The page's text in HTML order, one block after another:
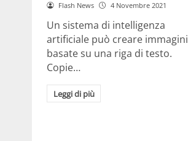
Flash News 4 Novembre 2021
Un sistema di intelligenza
artificiale può creare immagini
basate su una riga di testo.
Copie…
Leggi di più